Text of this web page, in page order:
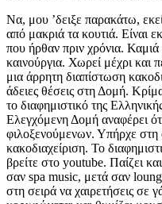
Να, μου ’δειξε παρακάτω,
από μακριά τα κουτιά. Είναι
που ήρθαν πριν χρόνια.
καινούργια. Χωρεί μέχρι και
μια άρρητη διαπίστωση
άδειες θέσεις στη Δομή.
το διαφημιστικό της
Ελεγχόμενη Δομή αναφέρει
φιλοξενούμενων. Υπήρχε
κακοδιαχείριση. Το
βρείτε στο youtube. Παίζει
σαν spa music, μετά σαν
στη σειρά να χαιρετήσεις σε